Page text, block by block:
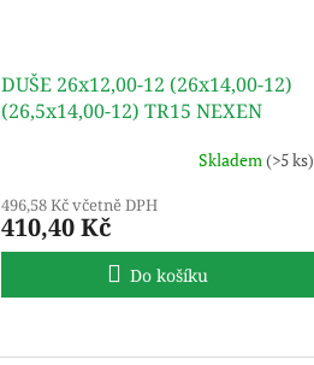
DUŠE 26x12,00-12 (26x14,00-12)
(26,5x14,00-12) TR15 NEXEN
Skladem(>5 ks)
496,58 Kč včetně DPH
410,40 Kč
Do košíku